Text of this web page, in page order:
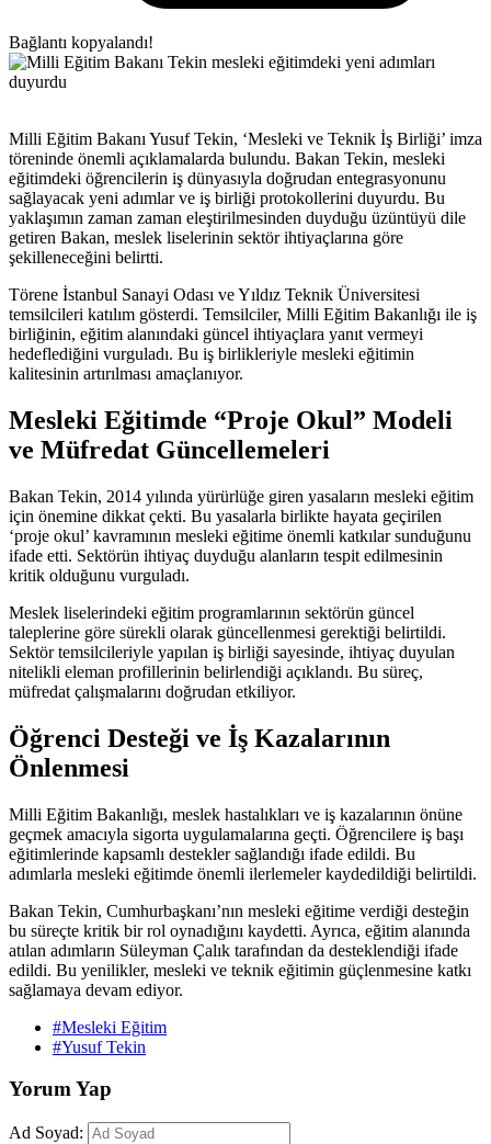
Bağlantı kopyalandı!
Milli Eğitim Bakanı Yusuf Tekin, ‘Mesleki ve Teknik İş Birliği’ imza
töreninde önemli açıklamalarda bulundu. Bakan Tekin, mesleki
eğitimdeki öğrencilerin iş dünyasıyla doğrudan entegrasyonunu
sağlayacak yeni adımlar ve iş birliği protokollerini duyurdu. Bu
yaklaşımın zaman zaman eleştirilmesinden duyduğu üzüntüyü dile
getiren Bakan, meslek liselerinin sektör ihtiyaçlarına göre
şekilleneceğini belirtti.
Törene İstanbul Sanayi Odası ve Yıldız Teknik Üniversitesi
temsilcileri katılım gösterdi. Temsilciler, Milli Eğitim Bakanlığı ile iş
birliğinin, eğitim alanındaki güncel ihtiyaçlara yanıt vermeyi
hedeflediğini vurguladı. Bu iş birlikleriyle mesleki eğitimin
kalitesinin artırılması amaçlanıyor.
Mesleki Eğitimde “Proje Okul” Modeli
ve Müfredat Güncellemeleri
Bakan Tekin, 2014 yılında yürürlüğe giren yasaların mesleki eğitim
için önemine dikkat çekti. Bu yasalarla birlikte hayata geçirilen
‘proje okul’ kavramının mesleki eğitime önemli katkılar sunduğunu
ifade etti. Sektörün ihtiyaç duyduğu alanların tespit edilmesinin
kritik olduğunu vurguladı.
Meslek liselerindeki eğitim programlarının sektörün güncel
taleplerine göre sürekli olarak güncellenmesi gerektiği belirtildi.
Sektör temsilcileriyle yapılan iş birliği sayesinde, ihtiyaç duyulan
nitelikli eleman profillerinin belirlendiği açıklandı. Bu süreç,
müfredat çalışmalarını doğrudan etkiliyor.
Öğrenci Desteği ve İş Kazalarının
Önlenmesi
Milli Eğitim Bakanlığı, meslek hastalıkları ve iş kazalarının önüne
geçmek amacıyla sigorta uygulamalarına geçti. Öğrencilere iş başı
eğitimlerinde kapsamlı destekler sağlandığı ifade edildi. Bu
adımlarla mesleki eğitimde önemli ilerlemeler kaydedildiği belirtildi.
Bakan Tekin, Cumhurbaşkanı’nın mesleki eğitime verdiği desteğin
bu süreçte kritik bir rol oynadığını kaydetti. Ayrıca, eğitim alanında
atılan adımların Süleyman Çalık tarafından da desteklendiği ifade
edildi. Bu yenilikler, mesleki ve teknik eğitimin güçlenmesine katkı
sağlamaya devam ediyor.
#Mesleki Eğitim
#Yusuf Tekin
Yorum Yap
Ad Soyad: